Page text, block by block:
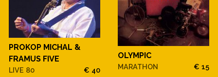
PROKOP MICHAL &
FRAMUS FIVE
LIVE 80 € 40
OLYMPIC
MARATHON € 15